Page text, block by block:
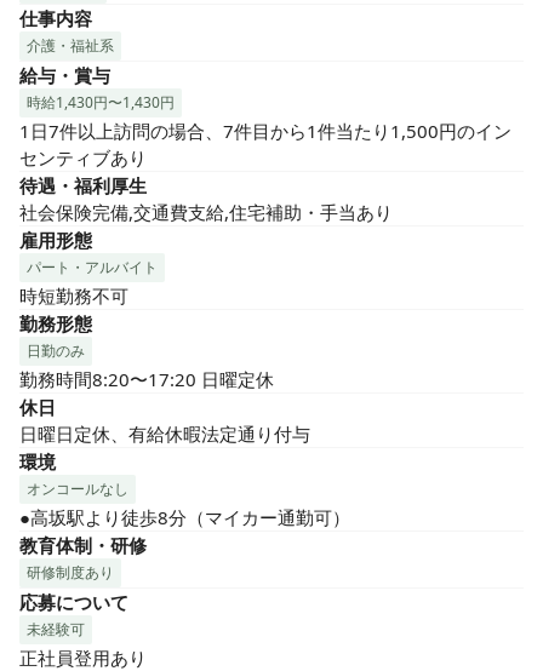
仕事内容
介護・福祉系
給与・賞与
時給1,430円〜1,430円
1日7件以上訪問の場合、7件目から1件当たり1,500円のイン
センティブあり
待遇・福利厚生
社会保険完備,交通費支給,住宅補助・手当あり
雇用形態
パート・アルバイト
時短勤務不可
勤務形態
日勤のみ
勤務時間8:20〜17:20 日曜定休
休日
日曜日定休、有給休暇法定通り付与
環境
オンコールなし
●高坂駅より徒歩8分（マイカー通勤可）
教育体制・研修
研修制度あり
応募について
未経験可
正社員登用あり